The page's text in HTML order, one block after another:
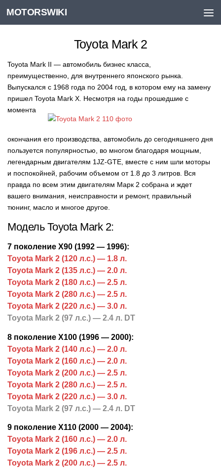
Skip to content
MOTORSWIKI
Toyota Mark 2
Toyota Mark II — автомобиль бизнес класса,
преимущественно, для внутреннего японского рынка.
Выпускался с 1968 года по 2004 год, в котором ему на замену
пришел Toyota Mark X. Несмотря на годы прошедшие с
момента
окончания его производства, автомобиль до сегодняшнего дня
пользуется популярностью, во многом благодаря мощным,
легендарным двигателям 1JZ-GTE, вместе с ним шли моторы
и поспокойней, рабочим объемом от 1.8 до 3 литров. Вся
правда по всем этим двигателям Марк 2 собрана и ждет
вашего внимания, неисправности и ремонт, правильный
тюнинг, масло и многое другое.
Модель Toyota Mark 2:
7 поколение X90 (1992 — 1996):
Toyota Mark 2 (120 л.с.) — 1.8 л.
Toyota Mark 2 (135 л.с.) — 2.0 л.
Toyota Mark 2 (180 л.с.) — 2.5 л.
Toyota Mark 2 (280 л.с.) — 2.5 л.
Toyota Mark 2 (220 л.с.) — 3.0 л.
Toyota Mark 2 (97 л.с.) — 2.4 л. DT
8 поколение X100 (1996 — 2000):
Toyota Mark 2 (140 л.с.) — 2.0 л.
Toyota Mark 2 (160 л.с.) — 2.0 л.
Toyota Mark 2 (200 л.с.) — 2.5 л.
Toyota Mark 2 (280 л.с.) — 2.5 л.
Toyota Mark 2 (220 л.с.) — 3.0 л.
Toyota Mark 2 (97 л.с.) — 2.4 л. DT
9 поколение X110 (2000 — 2004):
Toyota Mark 2 (160 л.с.) — 2.0 л.
Toyota Mark 2 (196 л.с.) — 2.5 л.
Toyota Mark 2 (200 л.с.) — 2.5 л.